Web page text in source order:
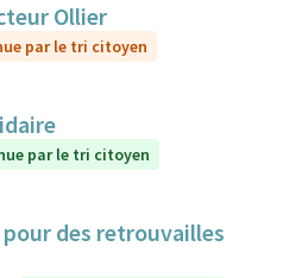
Ollier
par le tri citoyen
par le tri citoyen
des retrouvailles